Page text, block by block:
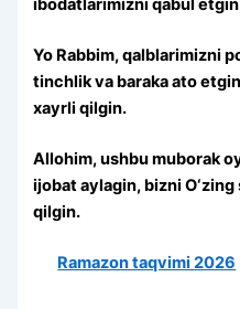
ibodatlarimizni qabul
Yo Rabbim, qalblarimizni
tinchlik va baraka ato
xayrli qilgin.
Allohim, ushbu muborak
ijobat aylagin, bizni
qilgin.
Ramazon taqvimi 2026